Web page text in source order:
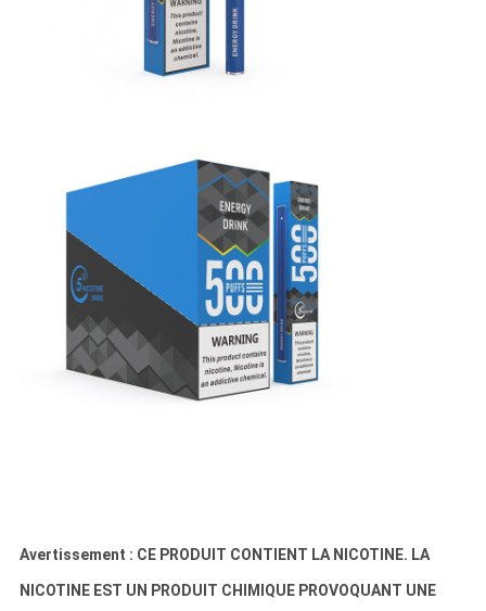
Avertissement : CE PRODUIT CONTIENT LA NICOTINE. LA
NICOTINE EST UN PRODUIT CHIMIQUE PROVOQUANT UNE